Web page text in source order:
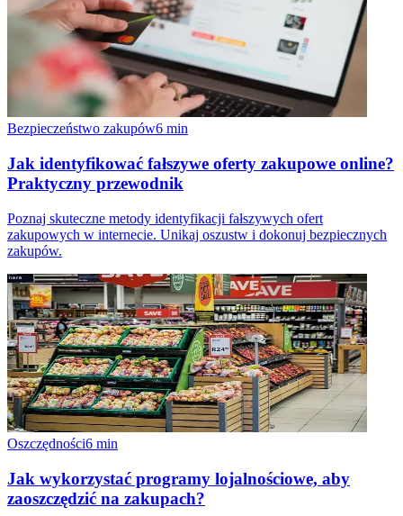
Bezpieczeństwo zakupów6 min
Jak identyfikować fałszywe oferty zakupowe online?
Praktyczny przewodnik
Poznaj skuteczne metody identyfikacji fałszywych ofert
zakupowych w internecie. Unikaj oszustw i dokonuj bezpiecznych
zakupów.
Oszczędności6 min
Jak wykorzystać programy lojalnościowe, aby
zaoszczędzić na zakupach?